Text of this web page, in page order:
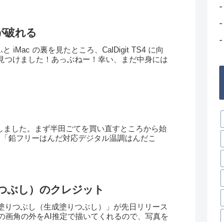
れる
iMac の裏を見たところ、CalDigit TS4 に向
けました！あっぶねー！幸い、まだ中身には
した。まず半田ごてを買い直すところから始
鉛フリーはんだ対応デジタル温調はんだこ
ぶし）のクレジット
つぶし（生成塗りつぶし）」が先日リリース
画角の外をAI推定で描いてくれるので、写真を
-
-
-